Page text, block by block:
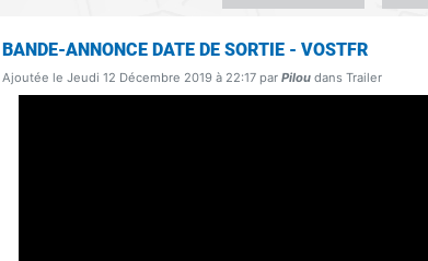
BANDE-ANNONCE DATE DE SORTIE - VOSTFR
Ajoutée le Jeudi 12 Décembre 2019 à 22:17 parPiloudans Trailer